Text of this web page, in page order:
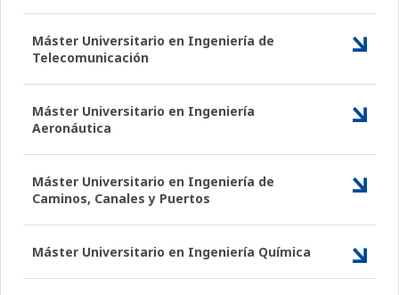
Máster Universitario en Ingeniería de
Telecomunicación
Máster Universitario en Ingeniería
Aeronáutica
Máster Universitario en Ingeniería de
Caminos, Canales y Puertos
Máster Universitario en Ingeniería Química